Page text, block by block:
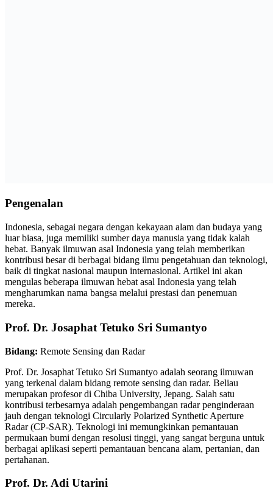
Pengenalan
Indonesia, sebagai negara dengan kekayaan alam dan budaya yang
luar biasa, juga memiliki sumber daya manusia yang tidak kalah
hebat. Banyak ilmuwan asal Indonesia yang telah memberikan
kontribusi besar di berbagai bidang ilmu pengetahuan dan teknologi,
baik di tingkat nasional maupun internasional. Artikel ini akan
mengulas beberapa ilmuwan hebat asal Indonesia yang telah
mengharumkan nama bangsa melalui prestasi dan penemuan
mereka.
Prof. Dr. Josaphat Tetuko Sri Sumantyo
Bidang: Remote Sensing dan Radar
Prof. Dr. Josaphat Tetuko Sri Sumantyo adalah seorang ilmuwan
yang terkenal dalam bidang remote sensing dan radar. Beliau
merupakan profesor di Chiba University, Jepang. Salah satu
kontribusi terbesarnya adalah pengembangan radar penginderaan
jauh dengan teknologi Circularly Polarized Synthetic Aperture
Radar (CP-SAR). Teknologi ini memungkinkan pemantauan
permukaan bumi dengan resolusi tinggi, yang sangat berguna untuk
berbagai aplikasi seperti pemantauan bencana alam, pertanian, dan
pertahanan.
Prof. Dr. Adi Utarini